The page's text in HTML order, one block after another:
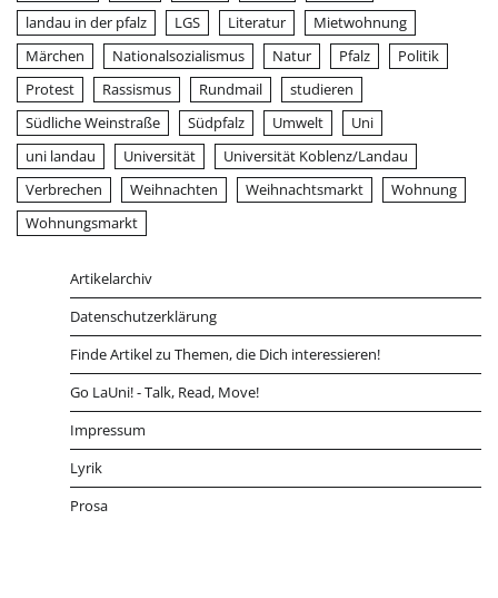
landau in der pfalz
LGS Literatur
Mietwohnung
Märchen
Nationalsozialismus Natur Pfalz
Politik
Protest
Rassismus Rundmail
studieren
Südliche Weinstraße
Südpfalz Umwelt
Uni
uni landau
Universität
Universität Koblenz/Landau
Verbrechen
Weihnachten Weihnachtsmarkt
Wohnung
Wohnungsmarkt
Artikelarchiv
Datenschutzerklärung
Finde Artikel zu Themen, die Dich interessieren!
Go LaUni! - Talk, Read, Move!
Impressum
Lyrik
Prosa